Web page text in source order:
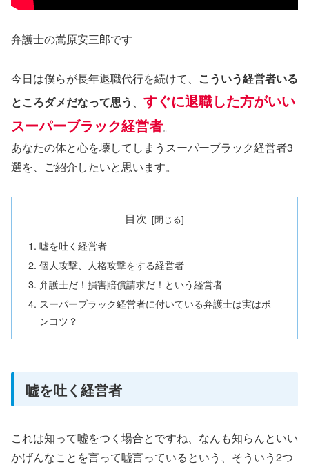
弁護士の嵩原安三郎です
今日は僕らが長年退職代行を続けて、 こういう経営者いる
ところダメだなって思う 、 すぐに退職した方がいい
スーパーブラック経営者。
あなたの体と心を壊してしまうスーパーブラック経営者3
選を、ご紹介したいと思います。
目次
嘘を吐く経営者
個人攻撃、人格攻撃をする経営者
弁護士だ！損害賠償請求だ！という経営者
スーパーブラック経営者に付いている弁護士は実はポ
ンコツ？
嘘を吐く経営者
これは知って嘘をつく場合とですね、なんも知らんといい
かげんなことを言って嘘言っているという、そういう2つ